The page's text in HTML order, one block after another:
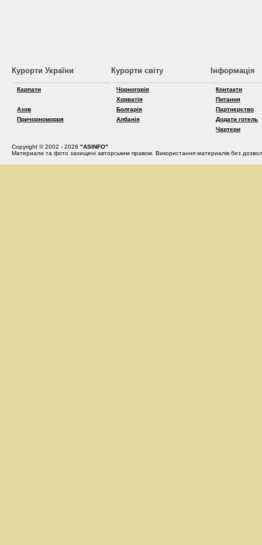
Курорти України
Карпати
Азов
Причорноморря
Курорти світу
Чорногорія
Хорватія
Болгарія
Албанія
Інформація
Контакти
Питання
Партнерство
Додати готель
Чартери
Copyright © 2002 - 2026 "ASINFO"
Материали та фото захищені авторським правом. Використання материалів без